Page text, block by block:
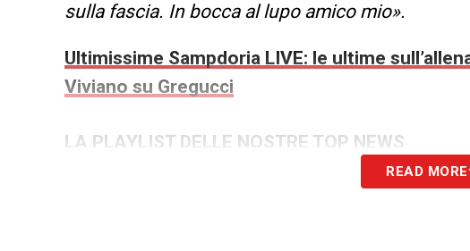
sulla fascia. In bocca al lupo amico mio».
Ultimissime Sampdoria LIVE: le ultime
Viviano su Gregucci
LA PLAYLIST DELLE NOSTRE TOP NEWS
READ MORE